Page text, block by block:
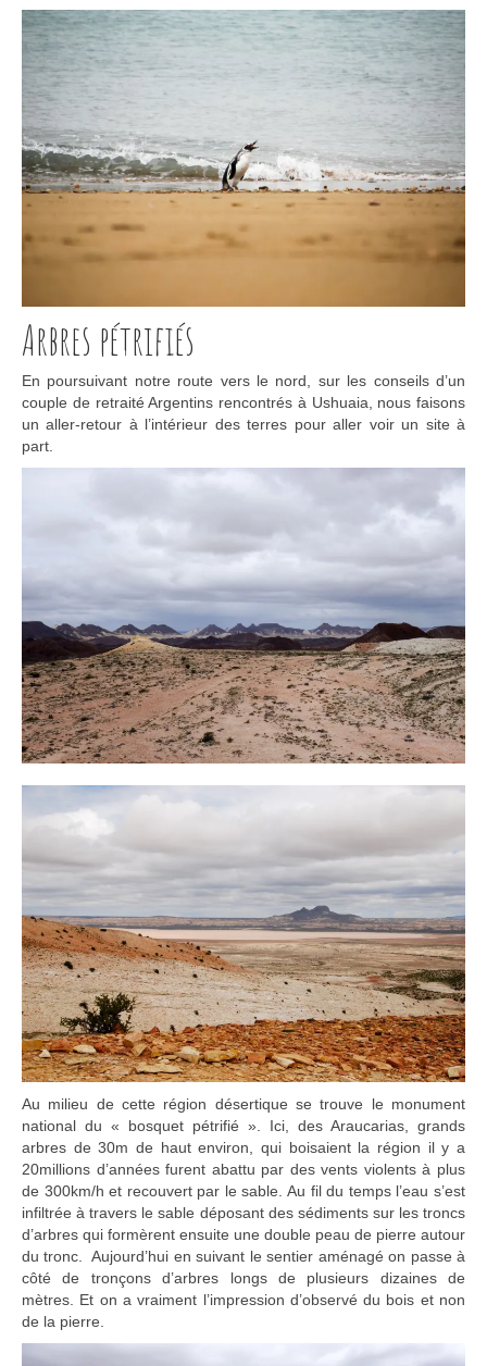
Arbres pétrifiés
En poursuivant notre route vers le nord, sur les conseils d’un
couple de retraité Argentins rencontrés à Ushuaia, nous faisons
un aller-retour à l’intérieur des terres pour aller voir un site à
part.
Au milieu de cette région désertique se trouve le monument
national du « bosquet pétrifié ». Ici, des Araucarias, grands
arbres de 30m de haut environ, qui boisaient la région il y a
20millions d’années furent abattu par des vents violents à plus
de 300km/h et recouvert par le sable. Au fil du temps l’eau s’est
infiltrée à travers le sable déposant des sédiments sur les troncs
d’arbres qui formèrent ensuite une double peau de pierre autour
du tronc. Aujourd’hui en suivant le sentier aménagé on passe à
côté de tronçons d’arbres longs de plusieurs dizaines de
mètres. Et on a vraiment l’impression d’observé du bois et non
de la pierre.